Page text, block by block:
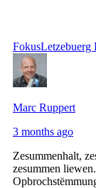
FokusLetzebuerg
Marc Ruppert
3 months ago
Zesummenhalt,
zesummen